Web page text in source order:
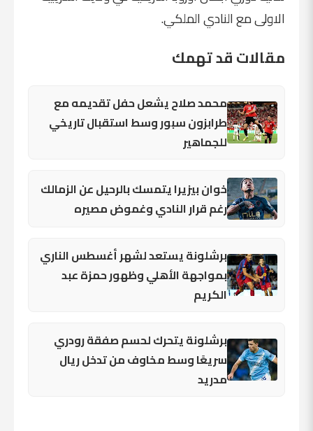
الاولى مع النادي الملكي.
مقالات قد تهمك
محمد صلاح يشعل حفل تقديمه مع
طرابزون سبور وسط استقبال تاريخي
للجماهير
خوان بيزيرا يتمسك بالرحيل عن الزمالك
رغم قرار النادي وغموض مصيره
برشلونة يستعد لشهر أغسطس الناري
بمواجهة الأهلي وظهور حمزة عبد
الكريم
برشلونة يتحرك لحسم صفقة رودري
سريعًا وسط مخاوف من تدخل ريال
مدريد